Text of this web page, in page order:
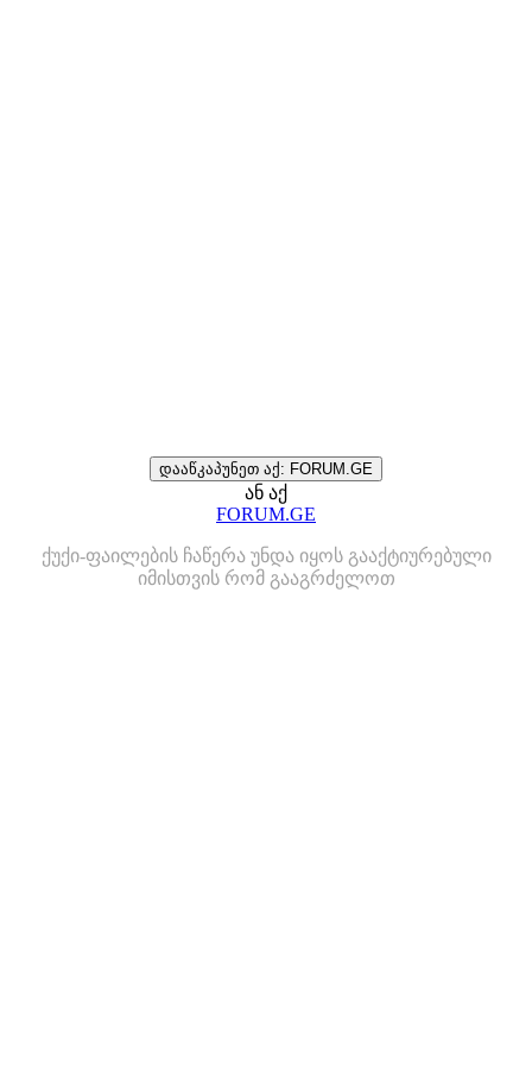
დააწკაპუნეთ აქ: FORUM.GE
ან აქ
FORUM.GE
ქუქი-ფაილების ჩაწერა უნდა იყოს გააქტიურებული
იმისთვის რომ გააგრძელოთ